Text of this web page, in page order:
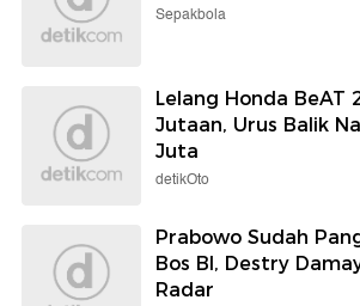
Sepakbola
Lelang Honda BeAT
Jutaan, Urus Balik
Juta
detikOto
Prabowo Sudah
Bos BI, Destry
Radar